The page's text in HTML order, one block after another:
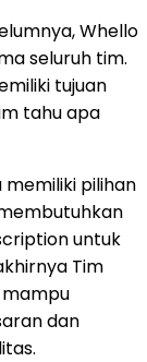
Whello
seluruh tim.
tujuan
tahu apa
pilihan
untuk
Tim
mampu
dan